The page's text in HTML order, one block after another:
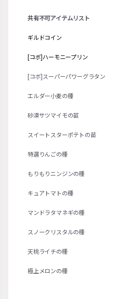
共有不可アイテムリスト
ギルドコイン
[コボ]ハーモニープリン
[コボ]スーパーパワーグラタン
エルダー小麦の種
砂漠サツマイモの苗
スイートスターポテトの苗
特選りんごの種
もりもりニンジンの種
キュアトマトの種
マンドラタマネギの種
スノークリスタルの種
天桃ライチの種
極上メロンの種